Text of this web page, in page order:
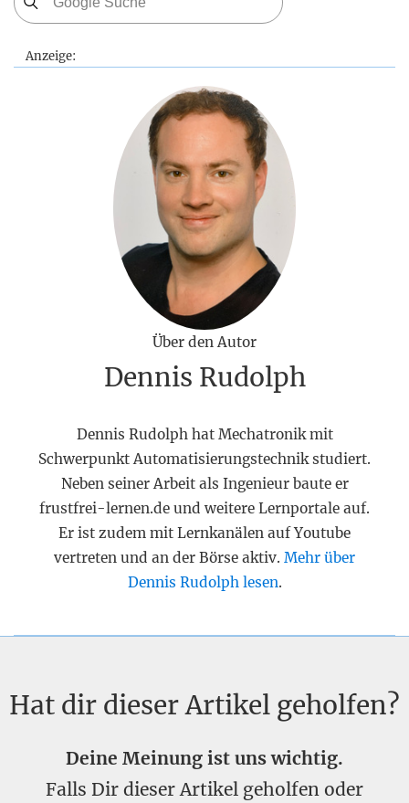
Anzeige:
Über den Autor
Dennis Rudolph
Dennis Rudolph hat Mechatronik mit
Schwerpunkt Automatisierungstechnik studiert.
Neben seiner Arbeit als Ingenieur baute er
frustfrei-lernen.de und weitere Lernportale auf.
Er ist zudem mit Lernkanälen auf Youtube
vertreten und an der Börse aktiv. Mehr über
Dennis Rudolph lesen.
Hat dir dieser Artikel geholfen?
Deine Meinung ist uns wichtig.
Falls Dir dieser Artikel geholfen oder